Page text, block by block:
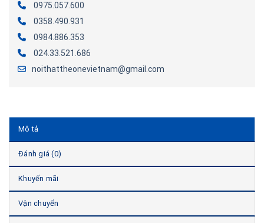
0975.057.600
0358.490.931
0984.886.353
024.33.521.686
noithattheonevietnam@gmail.com
Mô tả
Đánh giá (0)
Khuyến mãi
Vận chuyển